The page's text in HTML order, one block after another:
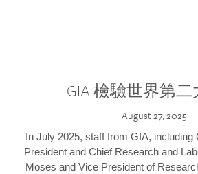
GIA 檢驗世界第
August 27, 2025
In July 2025, staff from GIA, including
President and Chief Research and
Moses and Vice President of